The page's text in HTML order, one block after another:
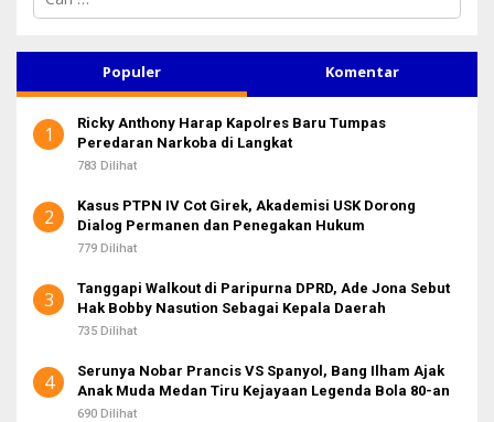
i
n
u
k
Populer Komentar
1
Ricky Anthony Harap Kapolres Baru Tumpas
Peredaran Narkoba di Langkat
783 Dilihat
2
Kasus PTPN IV Cot Girek, Akademisi USK Dorong
Dialog Permanen dan Penegakan Hukum
779 Dilihat
3
Tanggapi Walkout di Paripurna DPRD, Ade Jona Sebut
Hak Bobby Nasution Sebagai Kepala Daerah
735 Dilihat
4
Serunya Nobar Prancis VS Spanyol, Bang Ilham Ajak
Anak Muda Medan Tiru Kejayaan Legenda Bola 80-an
690 Dilihat